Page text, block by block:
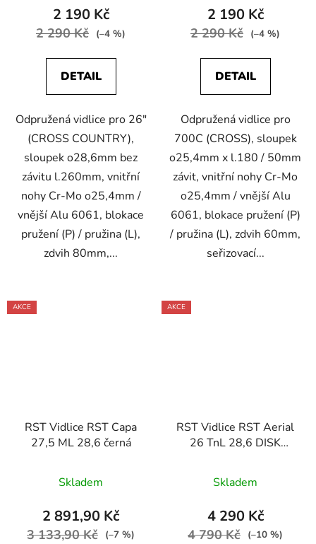
2 190 Kč
2 290 Kč (–4 %)
DETAIL
Odpružená vidlice pro 26"
(CROSS COUNTRY),
sloupek o28,6mm bez
závitu l.260mm, vnitřní
nohy Cr-Mo o25,4mm /
vnější Alu 6061, blokace
pružení (P) / pružina (L),
zdvih 80mm,...
2 190 Kč
2 290 Kč (–4 %)
DETAIL
Odpružená vidlice pro
700C (CROSS), sloupek
o25,4mm x l.180 / 50mm
závit, vnitřní nohy Cr-Mo
o25,4mm / vnější Alu
6061, blokace pružení (P)
/ pružina (L), zdvih 60mm,
seřizovací...
AKCE
RST Vidlice RST Capa
27,5 ML 28,6 černá
Skladem
2 891,90 Kč
3 133,90 Kč (–7 %)
AKCE
RST Vidlice RST Aerial
26 TnL 28,6 DISK
Skladem
4 290 Kč
4 790 Kč (–10 %)